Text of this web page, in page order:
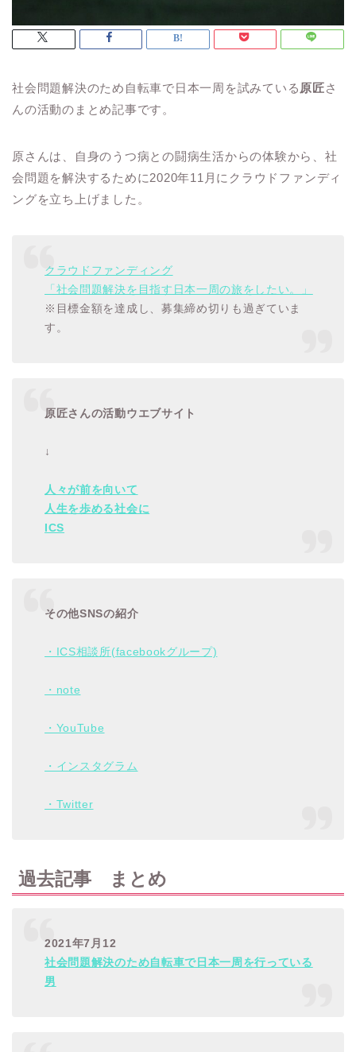
社会問題解決のため自転車で日本一周を試みている 原匠さ
んの活動のまとめ記事です。
原さんは、自身のうつ病との闘病生活からの体験から、社
会問題を解決するために2020年11月にクラウドファンディ
ングを立ち上げました。
クラウドファンディング
「社会問題解決を目指す日本一周の旅をしたい。」
※目標金額を達成し、募集締め切りも過ぎていま
す。
原匠さんの活動ウエブサイト
↓
人々が前を向いて
人生を歩める社会に
ICS
その他SNSの紹介
・ICS相談所(facebookグループ)
・note
・YouTube
・インスタグラム
・Twitter
過去記事 まとめ
2021年7月12
社会問題解決のため自転車で日本一周を行っている
男